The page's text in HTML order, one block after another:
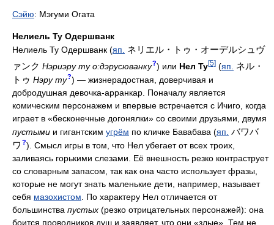
Сэйю: Мэгуми Огата
Нелиель Ту Одершванк
Нелиель Ту Одершванк (яп. ネリエル・トゥ・オーデルシュヴ
ァンク Нэриэру ту о:дэрусюванку?) или Нел Ту[5] (яп.
ネル・
トゥ Нэру ту?) — жизнерадостная, доверчивая и
добродушная девочка-арранкар. Поначалу является
комическим персонажем и впервые встречается с Ичиго, когда
играет в «бесконечные догонялки» со своими друзьями, двумя
пустыми и гигантским угрём по кличке Бавабава (яп. バワバ
ワ ?). Смысл игры в том, что Нел убегает от всех троих,
заливаясь горькими слезами. Её внешность резко контраструет
со словарным запасом, так как она часто использует фразы,
которые не могут знать маленькие дети, например, называет
себя мазохистом . По характеру Нел отличается от
большинства пустых (резко отрицательных персонажей): она
боится проводников душ и заявляет, что они «злые». Тем не